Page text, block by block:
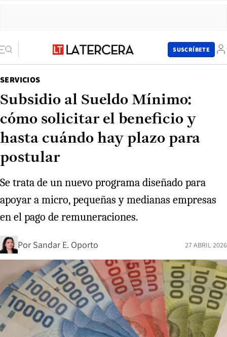
SUSCRÍBETE
SERVICIOS
Subsidio al Sueldo Mínimo:
cómo solicitar el beneficio y
hasta cuándo hay plazo para
postular
Se trata de un nuevo programa diseñado para
apoyar a micro, pequeñas y medianas empresas
en el pago de remuneraciones.
Por Sandar E. Oporto 27 ABRIL 2026